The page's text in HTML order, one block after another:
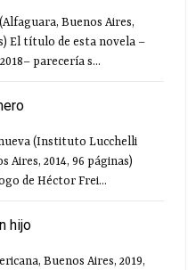
Buenos Aires,
El título de esta novela –
parecería s...
(Instituto Lucchelli
Aires, 2014, 96 páginas)
de Héctor Frei...
hijo
Buenos Aires, 2019,